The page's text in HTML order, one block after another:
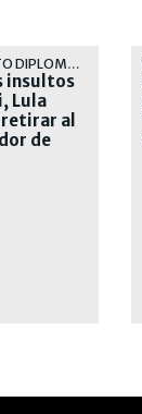
CONFLICTO DIPLOMÁTICO
insultos
Lula
al
de